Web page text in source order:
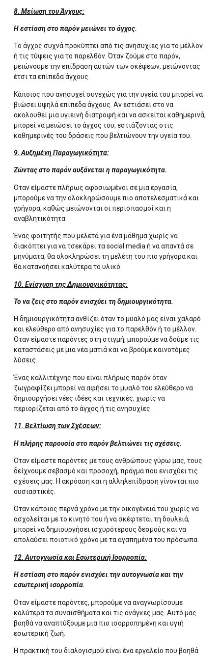
8. Μείωση του Άγχους:
Η εστίαση στο παρόν μειώνει το άγχος.
Το άγχος συχνά προκύπτει από τις ανησυχίες για το μέλλον
ή τις τύψεις για το παρελθόν. Όταν ζούμε στο παρόν,
μειώνουμε την επίδραση αυτών των σκέψεων, μειώνοντας
έτσι τα επίπεδα άγχους.
Κάποιος που ανησυχεί συνεχώς για την υγεία του μπορεί να
βιώσει υψηλά επίπεδα άγχους. Αν εστιάσει στο να
ακολουθεί μια υγιεινή διατροφή και να ασκείται καθημερινά,
μπορεί να μειώσει το άγχος του, εστιάζοντας στις
καθημερινές του δράσεις που βελτιώνουν την υγεία του.
9. Αυξημένη Παραγωγικότητα:
Ζώντας στο παρόν αυξάνεται η παραγωγικότητα.
Όταν είμαστε πλήρως αφοσιωμένοι σε μια εργασία,
μπορούμε να την ολοκληρώσουμε πιο αποτελεσματικά και
γρήγορα, καθώς μειώνονται οι περισπασμοί και η
αναβλητικότητα.
Ένας φοιτητής που μελετά για ένα μάθημα χωρίς να
διακόπτει για να τσεκάρει τα social media ή να απαντά σε
μηνύματα, θα ολοκληρώσει τη μελέτη του πιο γρήγορα και
θα κατανοήσει καλύτερα το υλικό.
10. Ενίσχυση της Δημιουργικότητας:
Το να ζεις στο παρόν ενισχύει τη δημιουργικότητα.
Η δημιουργικότητα ανθίζει όταν το μυαλό μας είναι χαλαρό
και ελεύθερο από ανησυχίες για το παρελθόν ή το μέλλον.
Όταν είμαστε παρόντες στη στιγμή, μπορούμε να δούμε τις
καταστάσεις με μια νέα ματιά και να βρούμε καινοτόμες
λύσεις.
Ένας καλλιτέχνης που είναι πλήρως παρόν όταν
ζωγραφίζει μπορεί να αφήσει το μυαλό του ελεύθερο να
δημιουργήσει νέες ιδέες και τεχνικές, χωρίς να
περιορίζεται από το άγχος ή τις ανησυχίες.
11. Βελτίωση των Σχέσεων:
Η πλήρης παρουσία στο παρόν βελτιώνει τις σχέσεις.
Όταν είμαστε παρόντες με τους ανθρώπους γύρω μας, τους
δείχνουμε σεβασμό και προσοχή, πράγμα που ενισχύει τις
σχέσεις μας. Η ακρόαση και η αλληλεπίδραση γίνονται πιο
ουσιαστικές.
Όταν κάποιος περνά χρόνο με την οικογένειά του χωρίς να
ασχολείται με το κινητό του ή να σκέφτεται τη δουλειά,
μπορεί να δημιουργήσει ισχυρότερους δεσμούς και να
απολαύσει ποιοτικό χρόνο με τα αγαπημένα του πρόσωπα.
12. Αυτογνωσία και Εσωτερική Ισορροπία:
Η εστίαση στο παρόν ενισχύει την αυτογνωσία και την
εσωτερική ισορροπία.
Όταν είμαστε παρόντες, μπορούμε να αναγνωρίσουμε
καλύτερα τα συναισθήματα και τις ανάγκες μας. Αυτό μας
βοηθά να αναπτύξουμε μια πιο ισορροπημένη και υγιή
εσωτερική ζωή.
Η πρακτική του διαλογισμού είναι ένα εργαλείο που βοηθά